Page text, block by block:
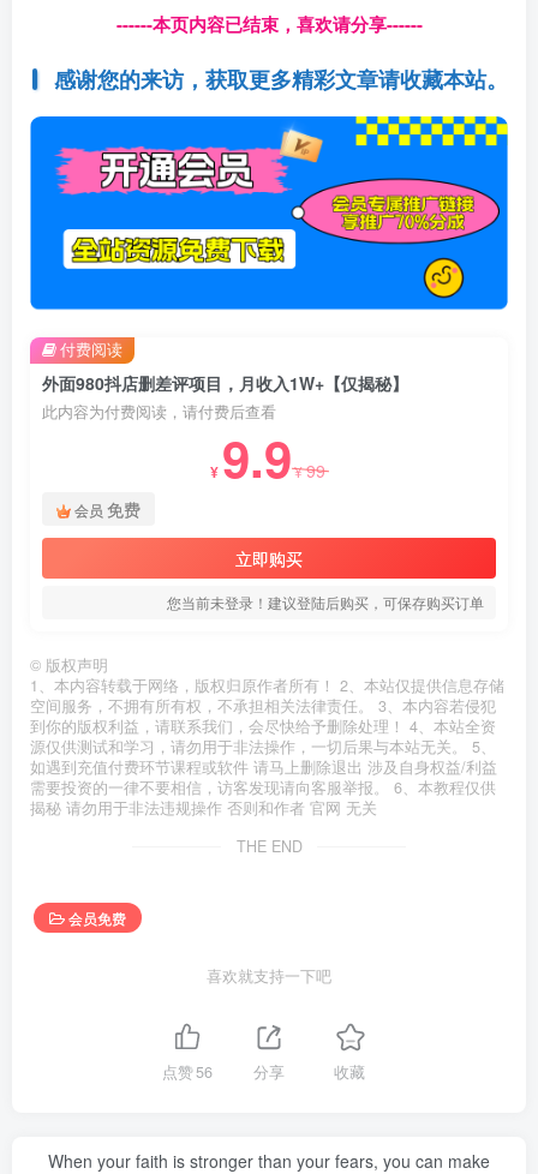
------本页内容已结束，喜欢请分享------
感谢您的来访，获取更多精彩文章请收藏本站。
外面980抖店删差评项目，月收入1W+【仅揭秘】
此内容为付费阅读，请付费后查看
¥ 9.9¥99
会员 免费
立即购买
您当前未登录！建议登陆后购买，可保存购买订单
付费阅读
© 版权声明
1、本内容转载于网络，版权归原作者所有！ 2、本站仅提供信息存储
空间服务，不拥有所有权，不承担相关法律责任。 3、本内容若侵犯
到你的版权利益，请联系我们，会尽快给予删除处理！ 4、本站全资
源仅供测试和学习，请勿用于非法操作，一切后果与本站无关。 5、
如遇到充值付费环节课程或软件 请马上删除退出 涉及自身权益/利益
需要投资的一律不要相信，访客发现请向客服举报。 6、本教程仅供
揭秘 请勿用于非法违规操作 否则和作者 官网 无关
THE END
会员免费
喜欢就支持一下吧
点赞56 分享 收藏
When your faith is stronger than your fears, you can make